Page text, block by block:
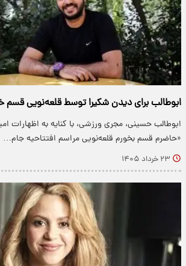
ابوطالب برای دیدن شکیرا توسط قلعه‌نویی قسم
ابوطالب حسینی، مجری ورزشی، با کنایه به اظهارات
«حاضرم قسم بخورم قلعه‌نویی مراسم افتتاحیه جام…
۲۳ خرداد ۱۴۰۵